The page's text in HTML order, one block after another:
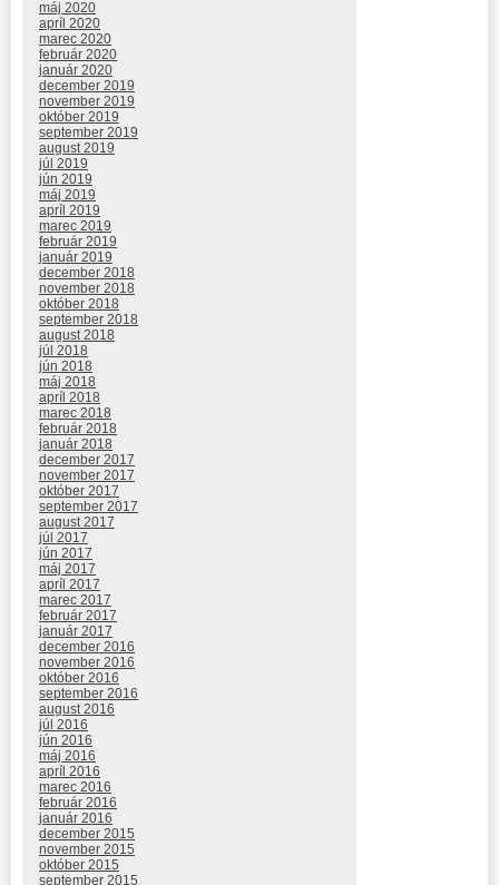
máj 2020
apríl 2020
marec 2020
február 2020
január 2020
december 2019
november 2019
október 2019
september 2019
august 2019
júl 2019
jún 2019
máj 2019
apríl 2019
marec 2019
február 2019
január 2019
december 2018
november 2018
október 2018
september 2018
august 2018
júl 2018
jún 2018
máj 2018
apríl 2018
marec 2018
február 2018
január 2018
december 2017
november 2017
október 2017
september 2017
august 2017
júl 2017
jún 2017
máj 2017
apríl 2017
marec 2017
február 2017
január 2017
december 2016
november 2016
október 2016
september 2016
august 2016
júl 2016
jún 2016
máj 2016
apríl 2016
marec 2016
február 2016
január 2016
december 2015
november 2015
október 2015
september 2015